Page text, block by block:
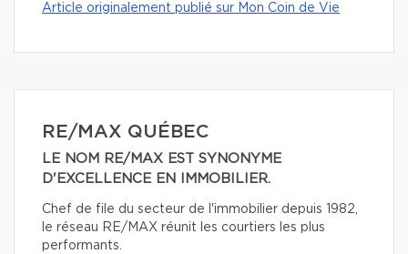
Article originalement publié sur Mon Coin de Vie
RE/MAX QUÉBEC
LE NOM RE/MAX EST SYNONYME
D'EXCELLENCE EN IMMOBILIER.
Chef de file du secteur de l'immobilier depuis 1982,
le réseau RE/MAX réunit les courtiers les plus
performants.